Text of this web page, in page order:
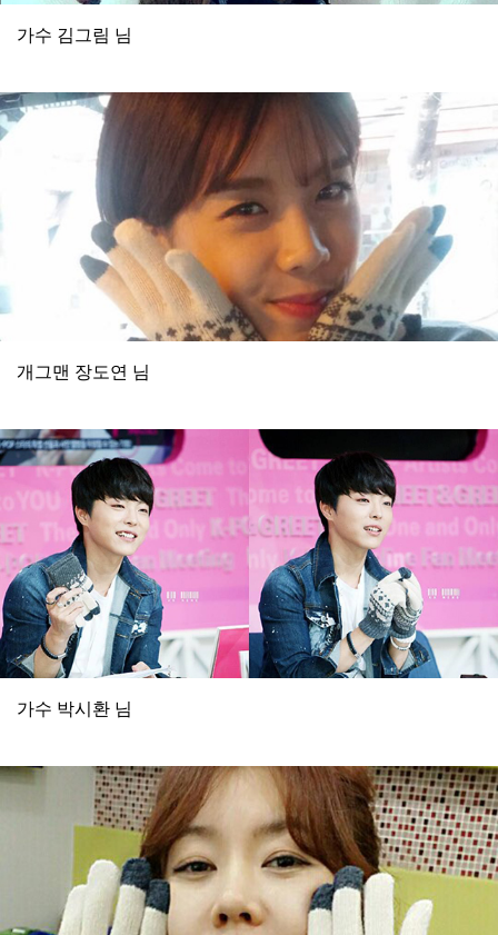
가수 김그림 님
개그맨 장도연 님
가수 박시환 님